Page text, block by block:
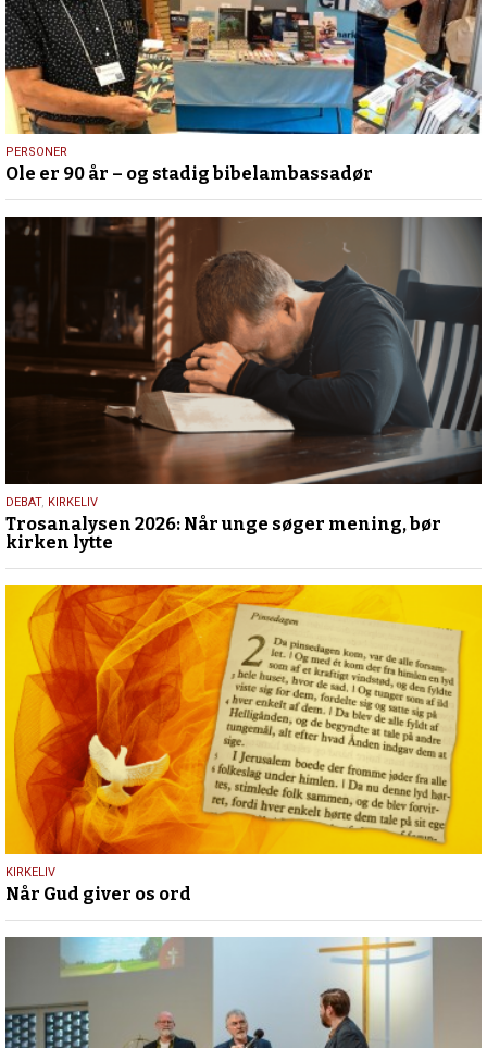
12.
juli
2026
PERSONER
Ole er 90 år – og stadig bibelambassadør
2.
juni
2026
DEBAT, KIRKELIV
Trosanalysen 2026: Når unge søger mening, bør
kirken lytte
23.
maj
2026
KIRKELIV
Når Gud giver os ord